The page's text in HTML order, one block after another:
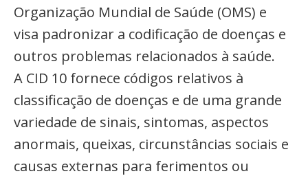
Organização Mundial de Saúde (OMS) e
visa padronizar a codificação de doenças e
outros problemas relacionados à saúde.
A CID 10 fornece códigos relativos à
classificação de doenças e de uma grande
variedade de sinais, sintomas, aspectos
anormais, queixas, circunstâncias sociais e
causas externas para ferimentos ou